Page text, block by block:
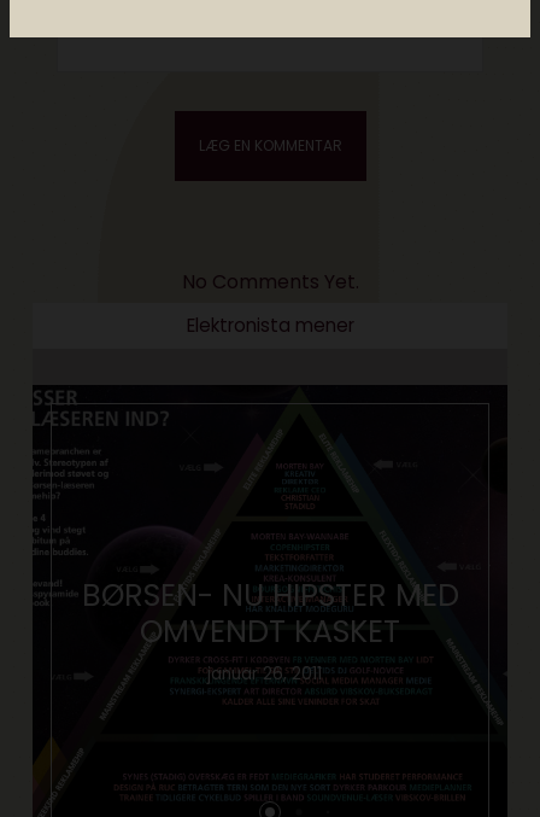
No Comments Yet.
Elektronista mener
BØRSEN- NU HIPSTER MED
OMVENDT KASKET
januar 26, 2011